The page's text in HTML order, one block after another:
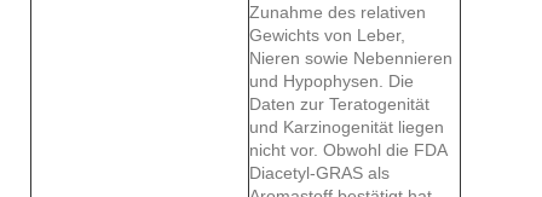
Zunahme des relativen
Gewichts von Leber,
Nieren sowie Nebennieren
und Hypophysen. Die
Daten zur Teratogenität
und Karzinogenität liegen
nicht vor. Obwohl die FDA
Diacetyl-GRAS als